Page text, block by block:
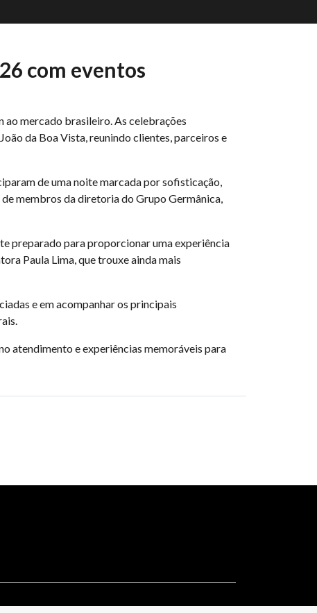
com eventos
ao mercado brasileiro. As celebrações
da Boa Vista, reunindo clientes, parceiros e
de uma noite marcada por sofisticação,
membros da diretoria do Grupo Germânica,
preparado para proporcionar uma experiência
Paula Lima, que trouxe ainda mais
e em acompanhar os principais
atendimento e experiências memoráveis para